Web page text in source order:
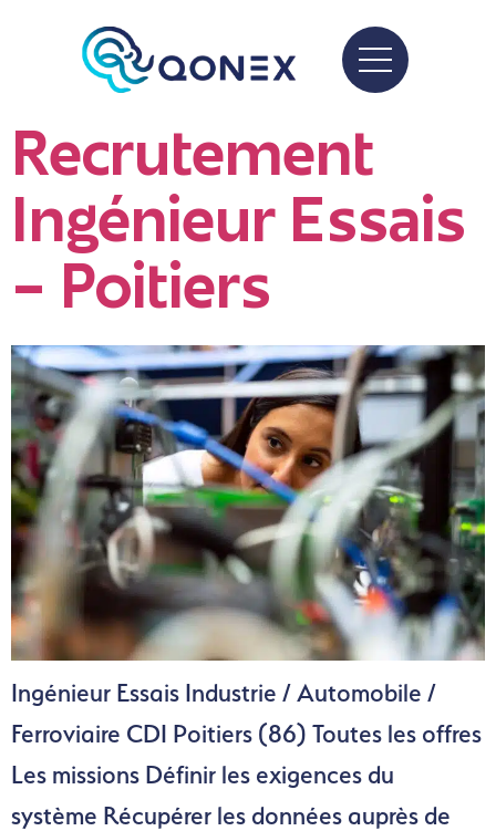
Recrutement
Ingénieur Essais
– Poitiers
Ingénieur Essais Industrie / Automobile /
Ferroviaire CDI Poitiers (86) Toutes les offres
Les missions Définir les exigences du
système Récupérer les données auprès de